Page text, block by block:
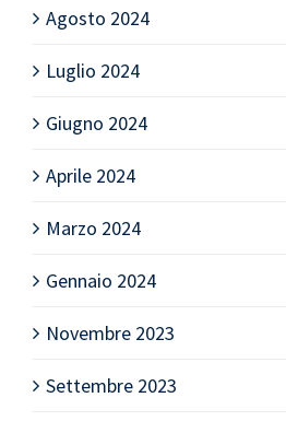
Agosto 2024
Luglio 2024
Giugno 2024
Aprile 2024
Marzo 2024
Gennaio 2024
Novembre 2023
Settembre 2023